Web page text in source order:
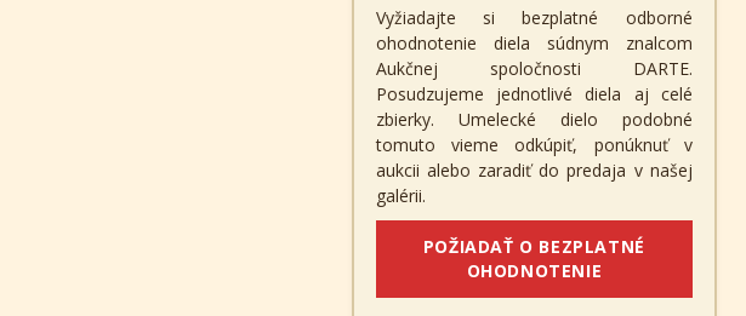
Vyžiadajte si bezplatné odborné
ohodnotenie diela súdnym znalcom
Aukčnej spoločnosti DARTE.
Posudzujeme jednotlivé diela aj celé
zbierky. Umelecké dielo podobné
tomuto vieme odkúpiť, ponúknuť v
aukcii alebo zaradiť do predaja v našej
galérii.
POŽIADAŤ O BEZPLATNÉ
OHODNOTENIE